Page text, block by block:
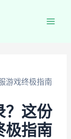
游戏终极指南
？这份
极指南